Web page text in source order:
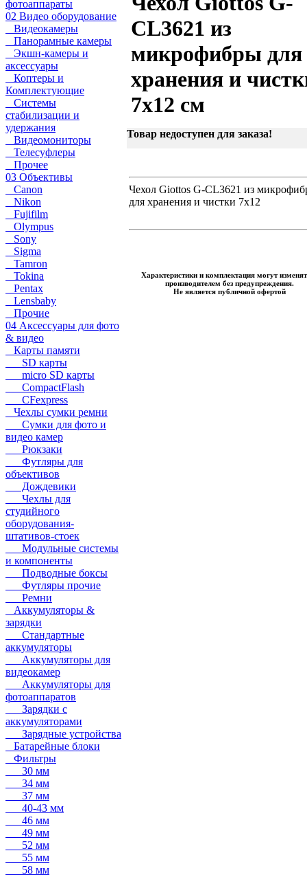
фотоаппараты
02 Видео оборудование
Видеокамеры
Панорамные камеры
Экшн-камеры и
аксессуары
Коптеры и
Комплектующие
Системы
стабилизации и
удержания
Видеомониторы
Телесуфлеры
Прочее
03 Объективы
Canon
Nikon
Fujifilm
Olympus
Sony
Sigma
Tamron
Tokina
Pentax
Lensbaby
Прочие
04 Аксессуары для фото
& видео
Карты памяти
SD карты
micro SD карты
CompactFlash
CFexpress
Чехлы сумки ремни
Сумки для фото и
видео камер
Рюкзаки
Футляры для
объективов
Дождевики
Чехлы для
студийного
оборудования-
штативов-стоек
Модульные системы
и компоненты
Подводные боксы
Футляры прочие
Ремни
Аккумуляторы &
зарядки
Стандартные
аккумуляторы
Аккумуляторы для
видеокамер
Аккумуляторы для
фотоаппаратов
Зарядки с
аккумуляторами
Зарядные устройства
Батарейные блоки
Фильтры
30 мм
34 мм
37 мм
40-43 мм
46 мм
49 мм
52 мм
55 мм
58 мм
CL3621 из
микрофибры для
хранения и
7x12 см
Товар недоступен для заказа!
Чехол Giottos G-CL3621 из
для хранения и чистки 7x12
Характеристики и комплектация могут
производителем без предупреждения.
Не является публичной офертой